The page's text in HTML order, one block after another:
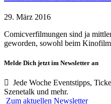
29. März 2016
Comicverfilmungen sind ja
geworden, sowohl beim
Melde Dich jetzt im Newsletter an
Jede Woche Eventstipps,
Szenetalk und mehr.
Zum aktuellen Newsletter